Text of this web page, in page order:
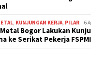
KUNJUNGAN KERJA PILAR 6
Bogor Lakukan
ke Serikat Pekerja FSPMI